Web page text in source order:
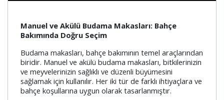
Manuel ve Akülü Budama Makasları: Bahçe
Bakımında Doğru Seçim
Budama makasları, bahçe bakımının temel araçlarından
biridir. Manuel ve akülü budama makasları, bitkilerinizin
ve meyvelerinizin sağlıklı ve düzenli büyümesini
sağlamak için kullanılır. Her iki tür de farklı ihtiyaçlara ve
bahçe koşullarına uygun olarak tasarlanmıştır.